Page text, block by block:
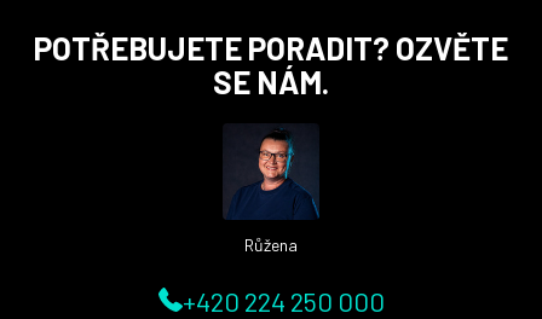
POTŘEBUJETE PORADIT? OZVĚTE
SE NÁM.
Růžena
+420 224 250 000